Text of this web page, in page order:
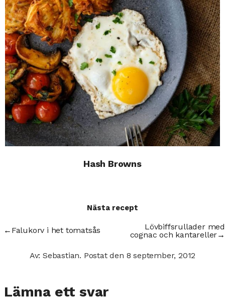
Hash Browns
Nästa recept
← Falukorv i het tomatsås
Lövbiffsrullader med
cognac och kantareller→
Av: Sebastian. Postat den 8 september, 2012
Lämna ett svar